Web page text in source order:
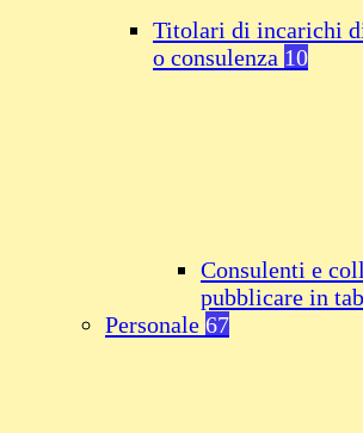
Titolari di incarichi
o consulenza 10
Consulenti e
pubblicare in
Personale 67